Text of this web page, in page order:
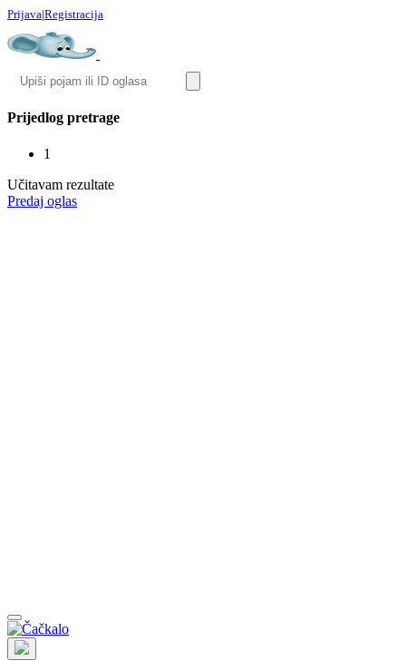
Prijava|Registracija
Prijedlog pretrage
1
Učitavam rezultate
Predaj oglas